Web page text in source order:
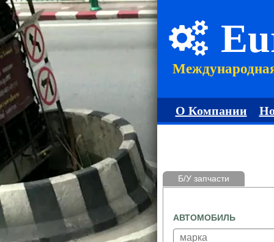
О Компании
Б/У запчасти
АВТОМОБИЛЬ